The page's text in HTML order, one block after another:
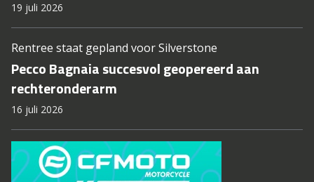
19 juli 2026
Rentree staat gepland voor Silverstone
Pecco Bagnaia succesvol geopereerd aan
rechteronderarm
16 juli 2026